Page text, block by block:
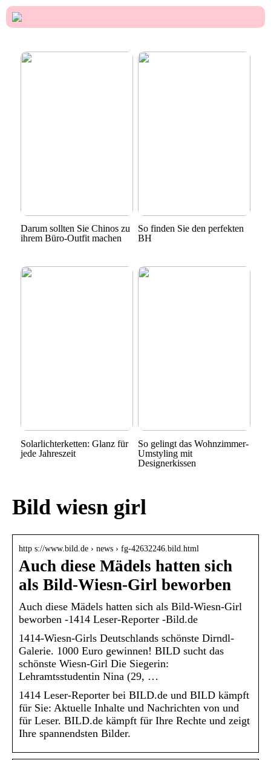
Darum sollten Sie Chinos zu
ihrem Büro-Outfit machen
So finden Sie den perfekten
BH
Solarlichterketten: Glanz für
jede Jahreszeit
So gelingt das Wohnzimmer-
Umstyling mit
Designerkissen
Bild wiesn girl
http s://www.bild.de › news › fg-42632246.bild.html
Auch diese Mädels hatten sich
als Bild-Wiesn-Girl beworben
Auch diese Mädels hatten sich als Bild-Wiesn-Girl
beworben -1414 Leser-Reporter -Bild.de
1414-Wiesn-Girls Deutschlands schönste Dirndl-
Galerie. 1000 Euro gewinnen! BILD sucht das
schönste Wiesn-Girl Die Siegerin:
Lehramtsstudentin Nina (29, …
1414 Leser-Reporter bei BILD.de und BILD kämpft
für Sie: Aktuelle Inhalte und Nachrichten von und
für Leser. BILD.de kämpft für Ihre Rechte und zeigt
Ihre spannendsten Bilder.